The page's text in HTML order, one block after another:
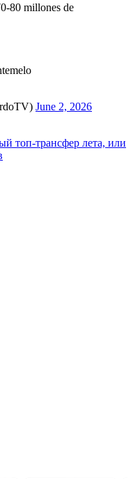
80 millones de
June 2, 2026
топ-трансфер лета, или